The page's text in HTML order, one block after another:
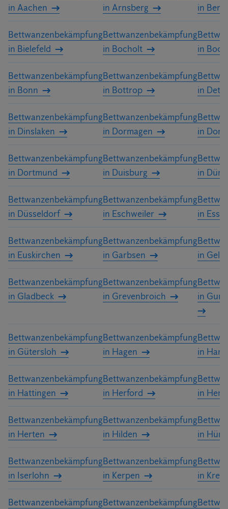
in Aachen
in Arnsberg
in
Bettwanzenbekämpfung
in Bielefeld
Bettwanzenbekämpfung
in Bocholt
in
Bettwanzenbekämpfung
in Bonn
Bettwanzenbekämpfung
in Bottrop
in
Bettwanzenbekämpfung
in Dinslaken
Bettwanzenbekämpfung
in Dormagen
in
Bettwanzenbekämpfung
in Dortmund
Bettwanzenbekämpfung
in Duisburg
in
Bettwanzenbekämpfung
in Düsseldorf
Bettwanzenbekämpfung
in Eschweiler
in
Bettwanzenbekämpfung
in Euskirchen
Bettwanzenbekämpfung
in Garbsen
in
Bettwanzenbekämpfung
in Gladbeck
Bettwanzenbekämpfung
in Grevenbroich
in
Bettwanzenbekämpfung
in Gütersloh
Bettwanzenbekämpfung
in Hagen
in
Bettwanzenbekämpfung
in Hattingen
Bettwanzenbekämpfung
in Herford
in
Bettwanzenbekämpfung
in Herten
Bettwanzenbekämpfung
in Hilden
in
Bettwanzenbekämpfung
in Iserlohn
Bettwanzenbekämpfung
in Kerpen
in
BettwanzenbekämpfungBettwanzenbekämpfung